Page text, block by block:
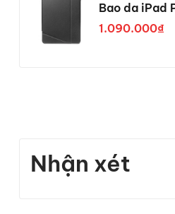
Bao da iPad
B0203 -
1.090.000₫
Nhận xét